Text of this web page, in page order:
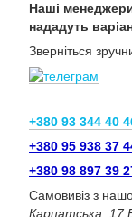
Наші
нададуть
Зверніться
+380 93 344 40
+380 95 938 37
+380 98 897 39
Самовивіз з
Карпатська, 17